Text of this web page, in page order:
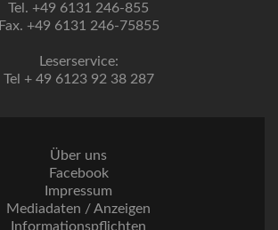
Tel. +49 6131 246-855
Fax. +49 6131 246-75855
Leserservice:
Tel + 49 6123 92 38 287
Über uns
Facebook
Impressum
Mediadaten / Anzeigen
Informationspflichten